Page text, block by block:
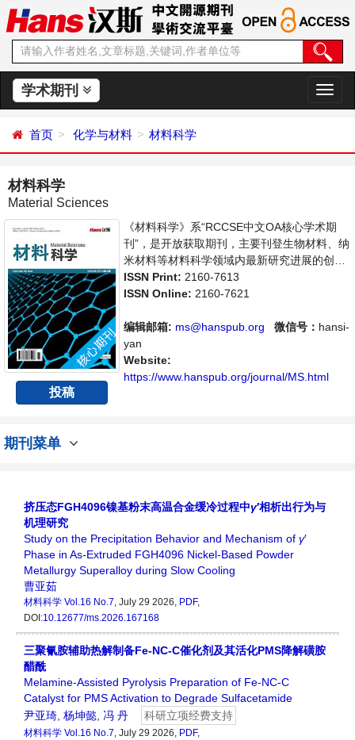
学术期刊
切
换
首页 化学与材料 材料科学
材料科学
Material Sciences
投稿
《材料科学》系“RCCSE中文OA核心学术期
刊”，是开放获取期刊，主要刊登生物材料、纳
米材料等材料科学领域内最新研究进展的创造
性论文和评论性文章。本刊支持思想创新、学
术创新，倡导科学，繁荣学术，集学术性、思
者、科研人员提供一个传播、分享和讨论材料
科学领域内不同方向问题与发展的交流平台。
ISSN Print: 2160-7613
ISSN Online: 2160-7621
编辑邮箱: ms@hanspub.org 微信号： hansi-
yan
Website:
https://www.hanspub.org/journal/MS.html
期刊菜单
挤压态FGH4096镍基粉末高温合金缓冷过程中γ′相析出行为与
机理研究
Study on the Precipitation Behavior and Mechanism of γ′
Phase in As‑Extruded FGH4096 Nickel‑Based Powder
Metallurgy Superalloy during Slow Cooling
曹亚茹
材料科学 Vol.16 No.7, July 29 2026, PDF,
DOI:10.12677/ms.2026.167168
三聚氰胺辅助热解制备Fe-NC-C催化剂及其活化PMS降解磺胺
醋酰
Melamine-Assisted Pyrolysis Preparation of Fe-NC-C
Catalyst for PMS Activation to Degrade Sulfacetamide
尹亚琦 杨坤懿 冯 丹 科研立项经费支持
材料科学 Vol.16 No.7, July 29 2026, PDF,